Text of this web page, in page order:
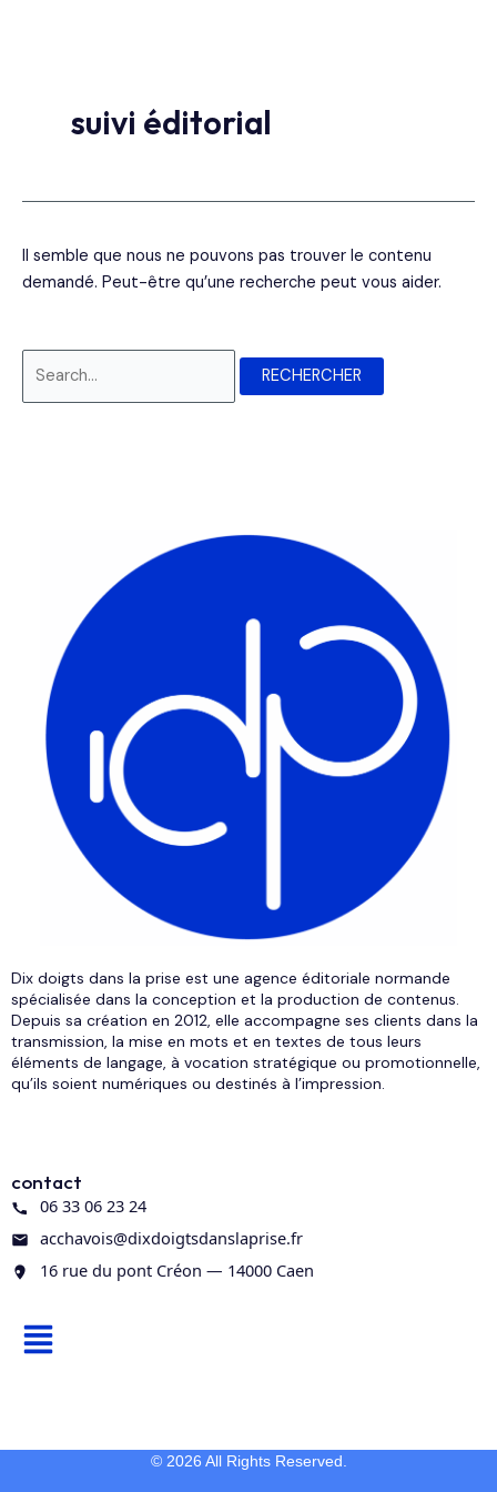
suivi éditorial
Il semble que nous ne pouvons pas trouver le contenu
demandé. Peut-être qu’une recherche peut vous aider.
Dix doigts dans la prise est une agence éditoriale normande
spécialisée dans la conception et la production de contenus.
Depuis sa création en 2012, elle accompagne ses clients dans la
transmission, la mise en mots et en textes de tous leurs
éléments de langage, à vocation stratégique ou promotionnelle,
qu’ils soient numériques ou destinés à l’impression.
contact
06 33 06 23 24
acchavois@dixdoigtsdanslaprise.fr
16 rue du pont Créon — 14000 Caen
© 2026 All Rights Reserved.